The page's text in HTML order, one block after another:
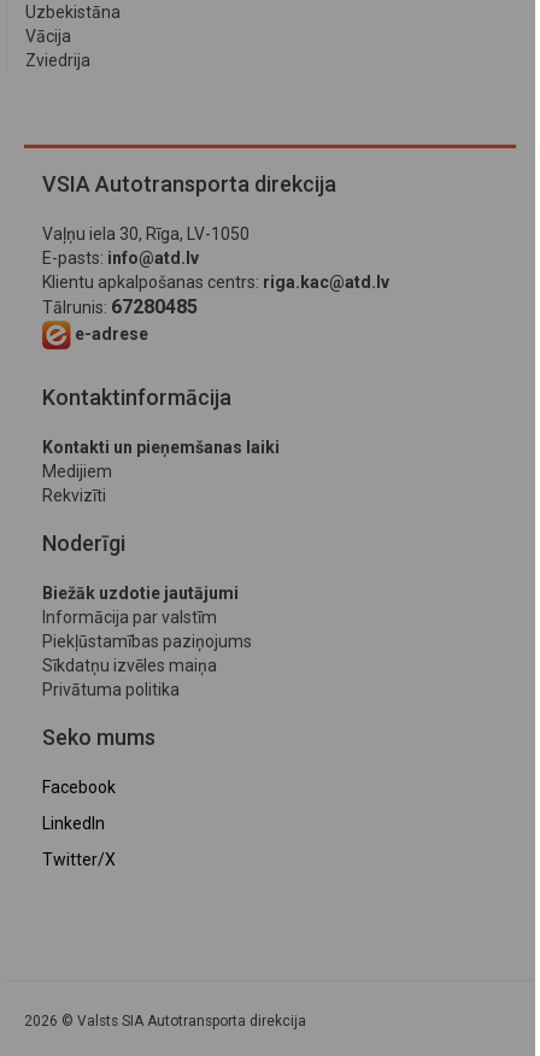
Uzbekistāna
Vācija
Zviedrija
VSIA Autotransporta direkcija
Vaļņu iela 30, Rīga, LV-1050
E-pasts: info@atd.lv
Klientu apkalpošanas centrs: riga.kac@atd.lv
Tālrunis: 67280485
e-adrese
Kontaktinformācija
Kontakti un pieņemšanas laiki
Medijiem
Rekvizīti
Noderīgi
Biežāk uzdotie jautājumi
Informācija par valstīm
Piekļūstamības paziņojums
Sīkdatņu izvēles maiņa
Privātuma politika
Seko mums
Facebook
LinkedIn
Twitter/X
2026 © Valsts SIA Autotransporta direkcija